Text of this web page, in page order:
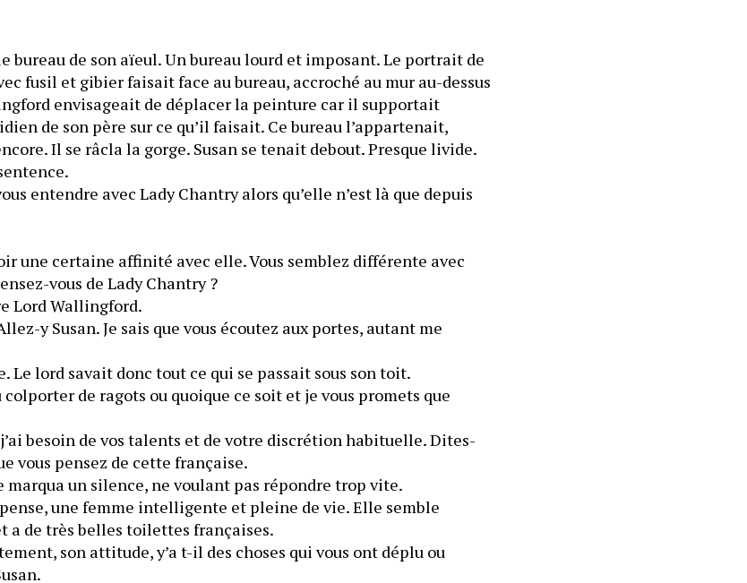
bureau de son aïeul. Un bureau lourd et imposant. Le portrait de
fusil et gibier faisait face au bureau, accroché au mur au-dessus
envisageait de déplacer la peinture car il supportait
de son père sur ce qu’il faisait. Ce bureau l’appartenait,
Il se râcla la gorge. Susan se tenait debout. Presque livide.
entendre avec Lady Chantry alors qu’elle n’est là que depuis
une certaine affinité avec elle. Vous semblez différente avec
vous de Lady Chantry ?
Lord Wallingford.
y Susan. Je sais que vous écoutez aux portes, autant me
Le lord savait donc tout ce qui se passait sous son toit.
de ragots ou quoique ce soit et je vous promets que
besoin de vos talents et de votre discrétion habituelle. Dites-
vous pensez de cette française.
marqua un silence, ne voulant pas répondre trop vite.
une femme intelligente et pleine de vie. Elle semble
son attitude, y’a t-il des choses qui vous ont déplu ou